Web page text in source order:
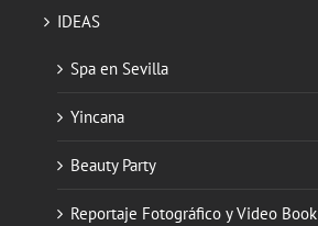
IDEAS
Spa en Sevilla
Yincana
Beauty Party
Reportaje Fotográfico y Video Book